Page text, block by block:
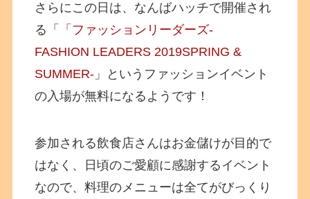
さらにこの日は、なんばハッチで開催され
る「
「ファッションリーダーズ-
FASHION LEADERS 2019SPRING &
SUMMER- 」というファッションイベント
の入場が無料になるようです！
参加される飲食店さんはお金儲けが目的で
はなく、日頃のご愛顧に感謝するイベント
なので、料理のメニューは全てがびっくり